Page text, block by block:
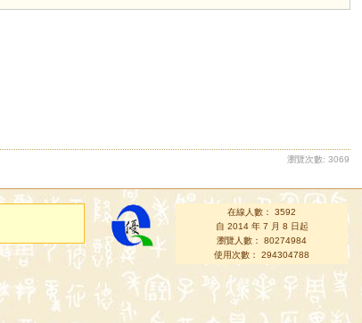
瀏覽次數: 3069
在線人數： 3592
自 2014 年 7 月 8 日起
瀏覽人數： 80274984
使用次數： 294304788